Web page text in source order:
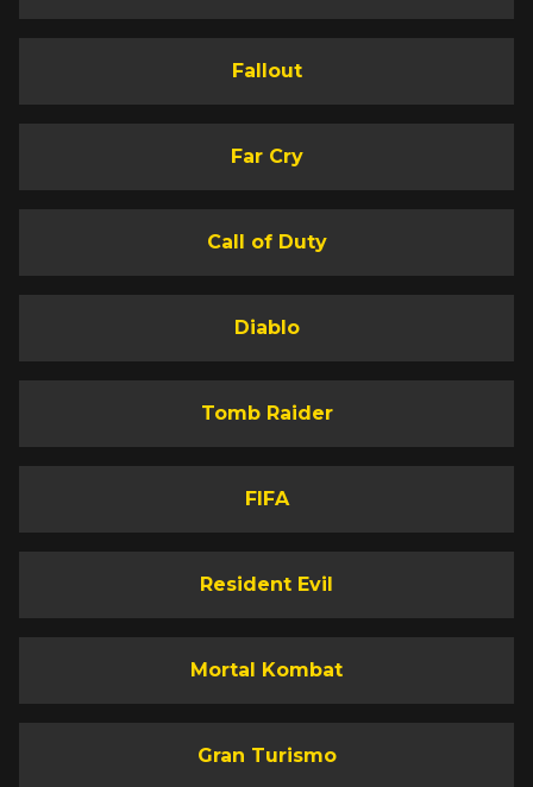
Fallout
Far Cry
Call of Duty
Diablo
Tomb Raider
FIFA
Resident Evil
Mortal Kombat
Gran Turismo